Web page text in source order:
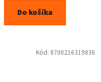
Do košíka
Kód: 8700216319836